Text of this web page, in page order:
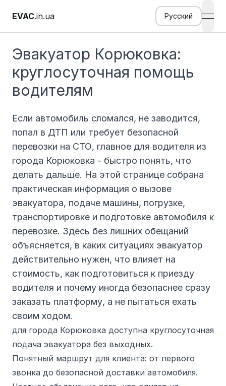
EVAC.in.ua Русский
Эвакуатор Корюковка:
круглосуточная помощь
водителям
Если автомобиль сломался, не заводится,
попал в ДТП или требует безопасной
перевозки на СТО, главное для водителя из
города Корюковка - быстро понять, что
делать дальше. На этой странице собрана
практическая информация о вызове
эвакуатора, подаче машины, погрузке,
транспортировке и подготовке автомобиля к
перевозке. Здесь без лишних обещаний
объясняется, в каких ситуациях эвакуатор
действительно нужен, что влияет на
стоимость, как подготовиться к приезду
водителя и почему иногда безопаснее сразу
заказать платформу, а не пытаться ехать
своим ходом.
для города Корюковка доступна круглосуточная
подача эвакуатора без выходных.
Понятный маршрут для клиента: от первого
звонка до безопасной доставки автомобиля.